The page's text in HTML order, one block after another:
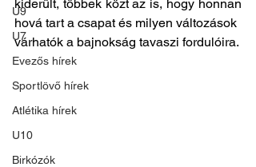
U9
U7
Evezős hírek
Sportlövő hírek
Atlétika hírek
U10
Birkózók
kiderült, többek közt az is, hogy honnan
hová tart a csapat és milyen változások
várhatók a bajnokság tavaszi fordulóira.